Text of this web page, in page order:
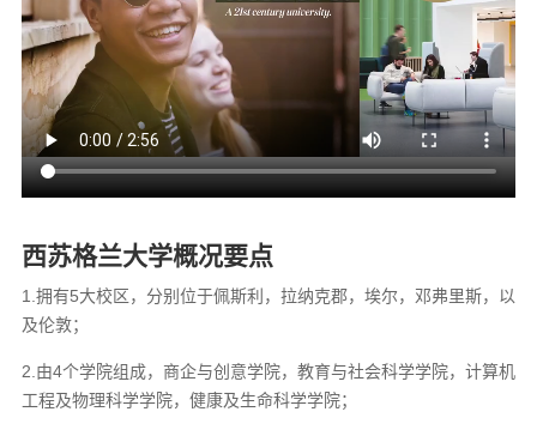
西苏格兰大学概况要点
1.拥有5大校区，分别位于佩斯利，拉纳克郡，埃尔，邓弗里斯，以
及伦敦；
2.由4个学院组成，商企与创意学院，教育与社会科学学院，计算机
工程及物理科学学院，健康及生命科学学院；